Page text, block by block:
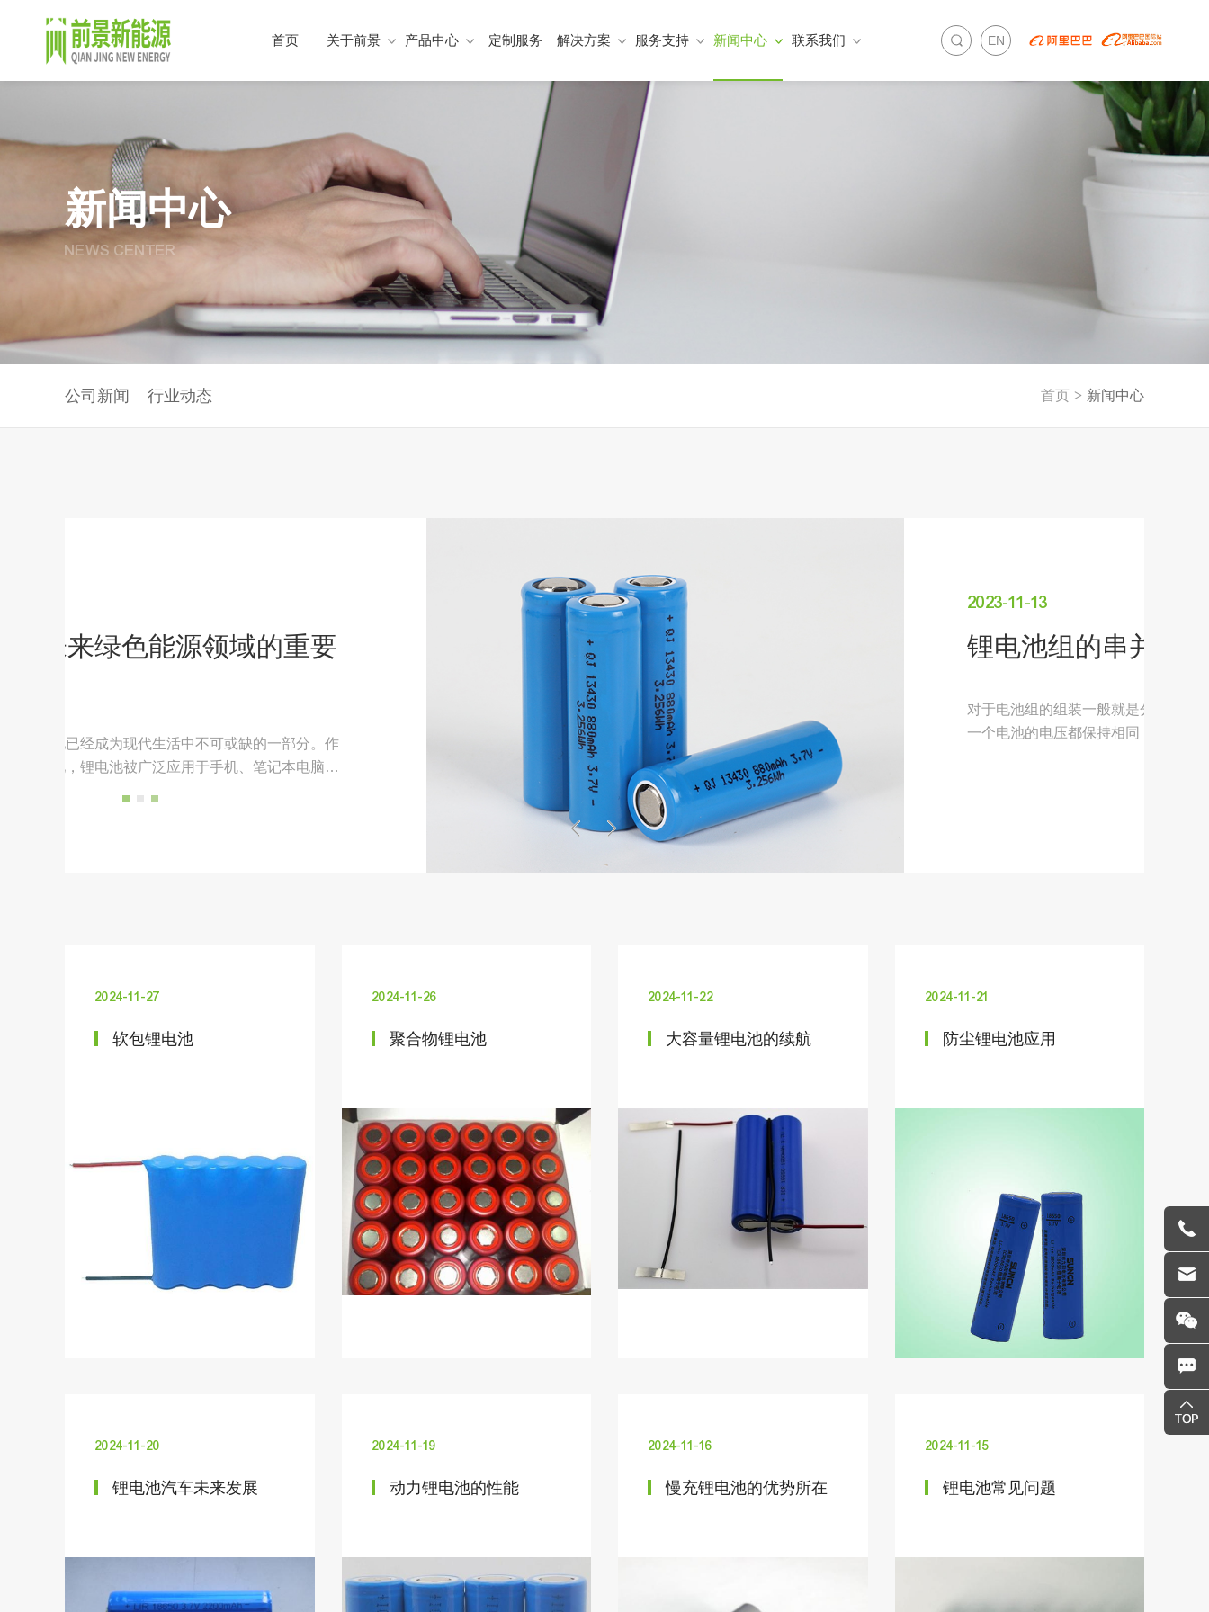
首页 关于前景 产品中心 定制服务 解决方案 服务支持 新闻中心 联系我们 EN
新闻中心
NEWS CENTER
公司新闻 行业动态 首页 > 新闻中心
锂电池组的串并联关系
对于电池组的组装一般就是分为串联和并联两种。并联的电池组会要求每
一个电池的电压都保持相同，输出的总电压等于一个电池的电压，而串联
电池组相对来说就比较随意，没有过多的要求。不过，并联电池组能够提
2024-11-27
软包锂电池
2024-11-26
聚合物锂电池
2024-11-22
大容量锂电池的续航
2024-11-21
防尘锂电池应用
2024-11-20
锂电池汽车未来发展
2024-11-19
动力锂电池的性能
2024-11-16
慢充锂电池的优势所在
2024-11-15
锂电池常见问题